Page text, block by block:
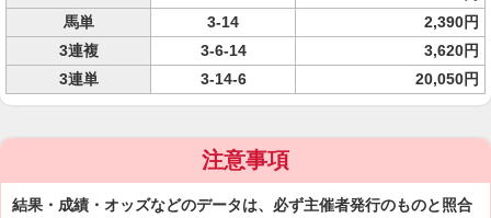
馬単
3-14
2,390円
3連複
3-6-14
3,620円
3連単
3-14-6 20,050円
注意事項
結果・成績・オッズなどのデータは、必ず主催者発行のものと照合